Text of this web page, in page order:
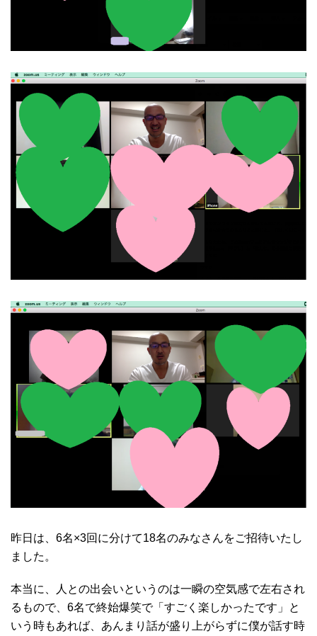
昨日は、6名×3回に分けて18名のみなさんをご招待いたし
ました。
本当に、人との出会いというのは一瞬の空気感で左右され
るもので、6名で終始爆笑で「すごく楽しかったです」と
いう時もあれば、あんまり話が盛り上がらずに僕が話す時